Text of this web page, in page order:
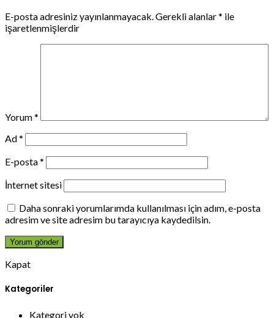
E-posta adresiniz yayınlanmayacak. Gerekli alanlar* ile
işaretlenmişlerdir
Yorum*
Ad*
E-posta*
İnternet sitesi
Daha sonraki yorumlarımda kullanılması için adım, e-posta
adresim ve site adresim bu tarayıcıya kaydedilsin.
Kapat
Kategoriler
Kategori yok